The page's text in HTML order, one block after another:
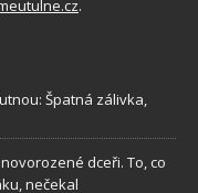
.
Špatná zálivka,
dceři. To, co
nečekal